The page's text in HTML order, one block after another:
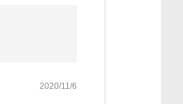
2020/11/6